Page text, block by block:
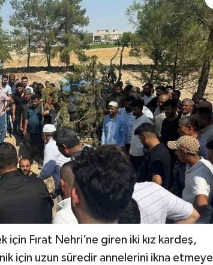
için Fırat Nehri’ne giren iki kız kardeş,
için uzun süredir annelerini ikna etmeye